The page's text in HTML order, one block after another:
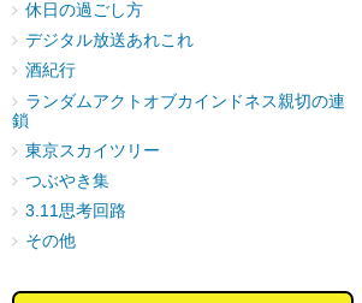
休日の過ごし方
デジタル放送あれこれ
酒紀行
ランダムアクトオブカインドネス親切の連
鎖
東京スカイツリー
つぶやき集
3.11思考回路
その他